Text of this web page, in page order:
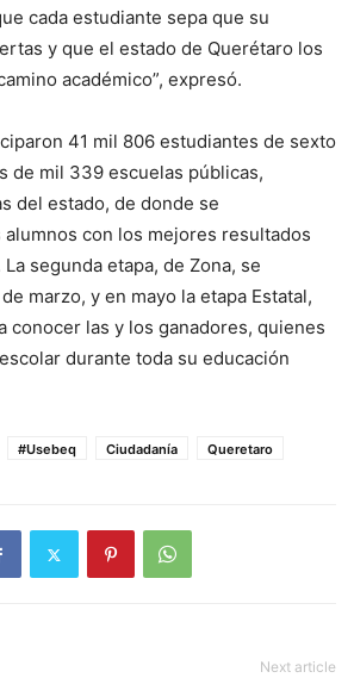
cada estudiante sepa que su
y que el estado de Querétaro los
académico”, expresó.
41 mil 806 estudiantes de sexto
de mil 339 escuelas públicas,
del estado, de donde se
con los mejores resultados
segunda etapa, de Zona, se
marzo, y en mayo la etapa Estatal,
conocer las y los ganadores, quienes
durante toda su educación
#Usebeq Ciudadanía Queretaro
Next article